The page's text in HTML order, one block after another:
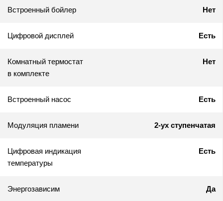
Встроенный бойлер Нет
Цифровой дисплей Есть
Комнатный термостат
в комплекте
Нет
Встроенный насос Есть
Модуляция пламени 2-ух ступенчатая
Цифровая индикация
температуры
Есть
Энергозависим Да